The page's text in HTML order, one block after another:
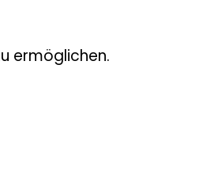
ermöglichen.